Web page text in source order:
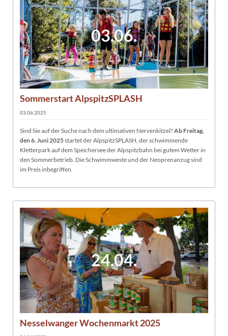
03.06.
Sommerstart AlpspitzSPLASH
03.06.2025
Sind Sie auf der Suche nach dem ultimativen Nervenkitzel?Ab Freitag,
den 6. Juni 2025startet der AlpspitzSPLASH, der schwimmende
Kletterpark auf dem Speichersee der Alpspitzbahn bei gutem Wetter in
den Sommerbetrieb. Die Schwimmweste und der Neoprenanzug sind
im Preis inbegriffen.
24.04.
Nesselwanger Wochenmarkt 2025